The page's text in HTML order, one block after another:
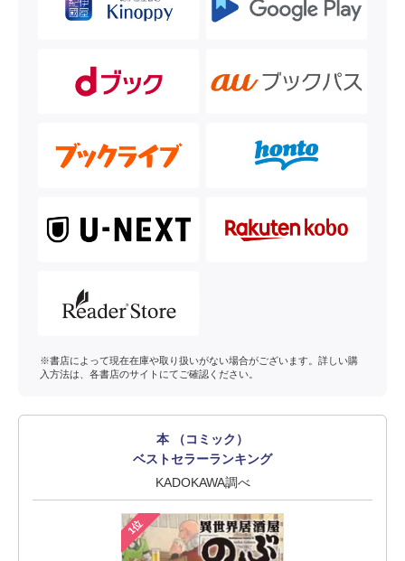
※書店によって現在在庫や取り扱いがない場合がございます。詳しい購
入方法は、各書店のサイトにてご確認ください。
本 （コミック）
ベストセラーランキング
KADOKAWA調べ
1位